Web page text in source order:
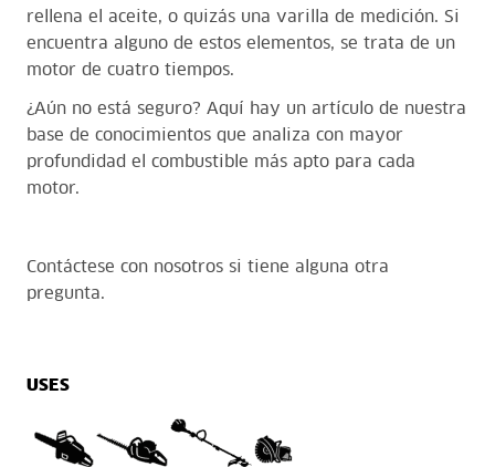
rellena el aceite, o quizás una varilla de medición. Si
encuentra alguno de estos elementos, se trata de un
motor de cuatro tiempos.
¿Aún no está seguro? Aquí hay un artículo de nuestra
base de conocimientos que analiza con mayor
profundidad el combustible más apto para cada
motor.
Contáctese con nosotros si tiene alguna otra
pregunta.
USES